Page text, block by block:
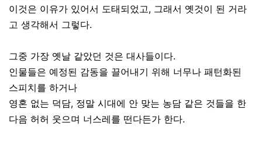
이것은 이유가 있어서 도태되었고, 그래서 옛것이 된 거라
고 생각해서 그렇다.
그중 가장 옛날 같았던 것은 대사들이다.
인물들은 예정된 감동을 끌어내기 위해 너무나 패턴화된
스피치를 하거나
영혼 없는 덕담, 정말 시대에 안 맞는 농담 같은 것들을 한
다음 허허 웃으며 너스레를 떤다든가 한다.